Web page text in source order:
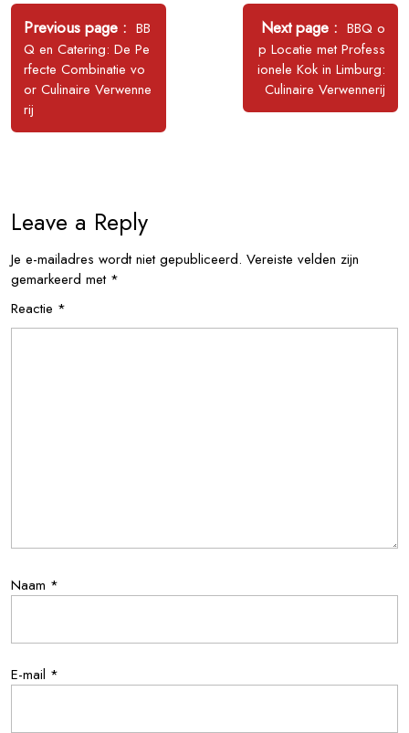
navigatie
Previous page
Older
Posts
BB
Q en Catering: De Pe
rfecte Combinatie vo
or Culinaire Verwenne
rij
Next page
Newer
Posts
BBQ o
p Locatie met Profess
ionele Kok in Limburg:
Culinaire Verwennerij
Leave a Reply
Je e-mailadres wordt niet gepubliceerd. Vereiste velden zijn
gemarkeerd met *
Reactie *
Naam *
E-mail *